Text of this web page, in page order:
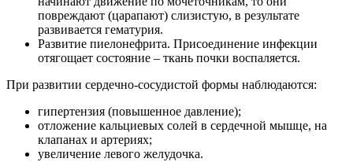
повреждают (царапают) слизистую, в результате
развивается гематурия.
Развитие пиелонефрита. Присоединение инфекции
отягощает состояние – ткань почки воспаляется.
При развитии сердечно-сосудистой формы наблюдаются:
гипертензия (повышенное давление);
отложение кальциевых солей в сердечной мышце, на
клапанах и артериях;
увеличение левого желудочка.